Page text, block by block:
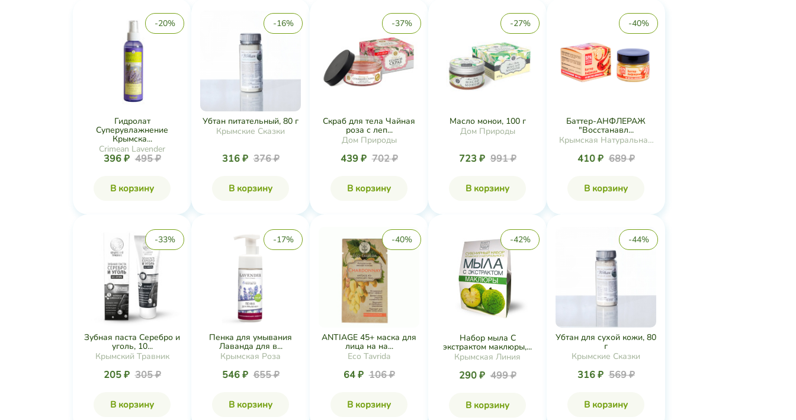
-20%
Гидролат
Суперувлажнение
Крымска...
Crimean Lavender
396 ₽ 495 ₽
В корзину
-16%
Убтан питательный, 80 г
Крымские Сказки
316 ₽ 376 ₽
В корзину
-37%
Скраб для тела Чайная
роза с леп...
Дом Природы
439 ₽ 702 ₽
В корзину
-27%
Масло монои, 100 г
Дом Природы
723 ₽ 991 ₽
В корзину
-40%
Баттер-АНФЛЕРАЖ
"Восстанавл...
Крымская Натуральная
410 ₽ 689 ₽
В корзину
-33%
Зубная паста Серебро и
уголь, 10...
Крымский Травник
205 ₽ 305 ₽
В корзину
-17%
Пенка для умывания
Лаванда для в...
Крымская Роза
546 ₽ 655 ₽
В корзину
-40%
ANTIAGE 45+ маска для
лица на на...
Eco Tavrida
64 ₽ 106 ₽
В корзину
-42%
Набор мыла С
экстрактом маклюры,...
Крымская Линия
290 ₽ 499 ₽
В корзину
-44%
Убтан для сухой кожи, 80
г
Крымские Сказки
316 ₽ 569 ₽
В корзину